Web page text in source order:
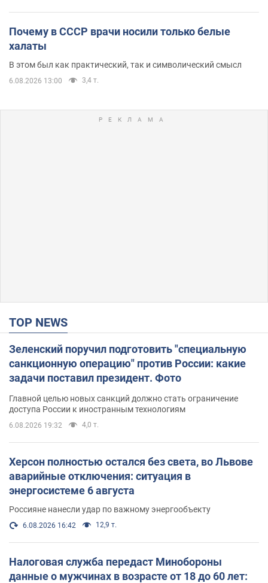
Почему в СССР врачи носили только белые
халаты
В этом был как практический, так и символический смысл
6.08.2026 13:00 3,4 т.
TOP NEWS
Зеленский поручил подготовить "специальную
санкционную операцию" против России: какие
задачи поставил президент. Фото
Главной целью новых санкций должно стать ограничение
доступа России к иностранным технологиям
6.08.2026 19:32 4,0 т.
Херсон полностью остался без света, во Львове
аварийные отключения: ситуация в
энергосистеме 6 августа
Россияне нанесли удар по важному энергообъекту
6.08.2026 16:42 12,9 т.
Налоговая служба передаст Минобороны
данные о мужчинах в возрасте от 18 до 60 лет: